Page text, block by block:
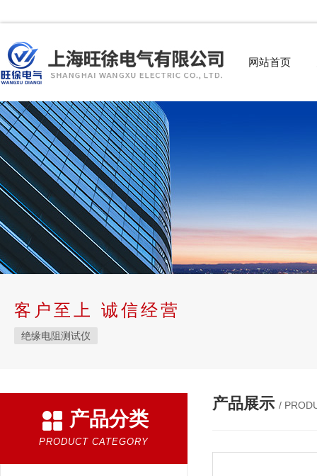
网站首页
客户至上 诚信经营
绝缘电阻测试仪
产品分类
PRODUCT CATEGORY
产品展示 /